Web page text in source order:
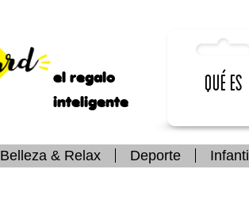
el regalo
inteligente
Qué es
Belleza & Relax Deporte